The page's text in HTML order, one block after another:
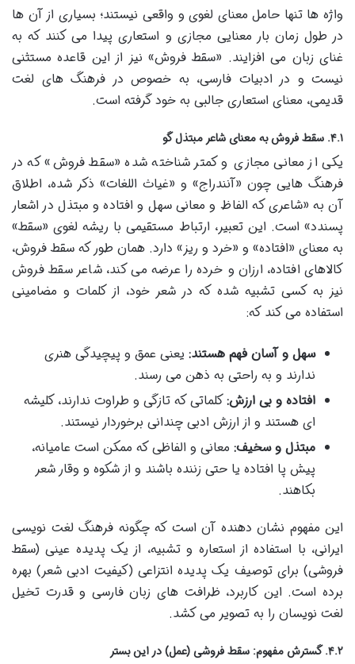
واژه ها تنها حامل معنای لغوی و واقعی نیستند؛ بسیاری از آن ها
در طول زمان بار معنایی مجازی و استعاری پیدا می کنند که به
غنای زبان می افزایند. «سقط فروش» نیز از این قاعده مستثنی
نیست و در ادبیات فارسی، به خصوص در فرهنگ های لغت
قدیمی، معنای استعاری جالبی به خود گرفته است.
۴.۱. سقط فروش به معنای شاعر مبتذل گو
یکی از معانی مجازی و کمتر شناخته شده «سقط فروش» که در
فرهنگ هایی چون «آنندراج» و «غیاث اللغات» ذکر شده، اطلاق
آن به «شاعری که الفاظ و معانی سهل و افتاده و مبتذل در اشعار
پسندد» است. این تعبیر، ارتباط مستقیمی با ریشه لغوی «سقط»
به معنای «افتاده» و «خرد و ریز» دارد. همان طور که سقط فروش،
کالاهای افتاده، ارزان و خرده را عرضه می کند، شاعر سقط فروش
نیز به کسی تشبیه شده که در شعر خود، از کلمات و مضامینی
استفاده می کند که:
سهل و آسان فهم هستند: یعنی عمق و پیچیدگی هنری
ندارند و به راحتی به ذهن می رسند.
افتاده و بی ارزش:کلماتی که تازگی و طراوت ندارند، کلیشه
ای هستند و از ارزش ادبی چندانی برخوردار نیستند.
مبتذل و سخیف: معانی و الفاظی که ممکن است عامیانه،
پیش پا افتاده یا حتی زننده باشند و از شکوه و وقار شعر
بکاهند.
این مفهوم نشان دهنده آن است که چگونه فرهنگ لغت نویسی
ایرانی، با استفاده از استعاره و تشبیه، از یک پدیده عینی (سقط
فروشی) برای توصیف یک پدیده انتزاعی (کیفیت ادبی شعر) بهره
برده است. این کاربرد، ظرافت های زبان فارسی و قدرت تخیل
لغت نویسان را به تصویر می کشد.
۴.۲. گسترش مفهوم: سقط فروشی (عمل) در این بستر